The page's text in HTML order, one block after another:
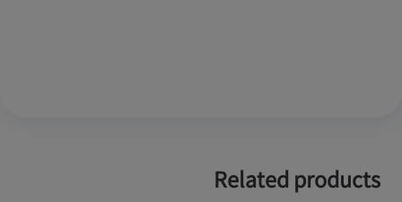
Related products